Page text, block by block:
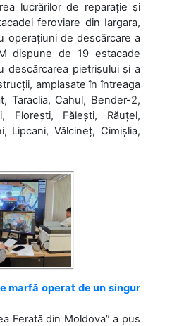
lucrărilor de reparație și
feroviare din Iargara,
operațiuni de descărcare a
dispune de 19 estacade
descărcarea pietrișului și a
amplasate în întreaga
Taraclia, Cahul, Bender-2,
Florești, Fălești, Răuțel,
Lipcani, Vălcineț, Cimișlia,
marfă operat de un singur
Ferată din Moldova” a pus